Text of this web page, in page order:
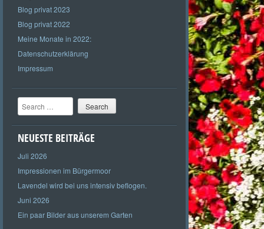
Blog privat 2023
Blog privat 2022
Meine Monate in 2022:
Datenschutzerklärung
Impressum
Search
NEUESTE BEITRÄGE
Juli 2026
Impressionen im Bürgermoor
Lavendel wird bei uns intensiv beflogen.
Juni 2026
Ein paar Bilder aus unserem Garten